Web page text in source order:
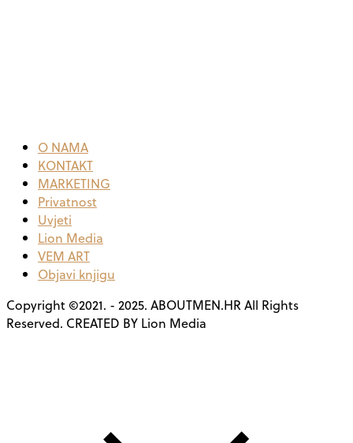
O NAMA
KONTAKT
MARKETING
Privatnost
Uvjeti
Lion Media
VEM ART
Objavi knjigu
Copyright ©2021. - 2025. ABOUTMEN.HR All Rights
Reserved. CREATED BY Lion Media